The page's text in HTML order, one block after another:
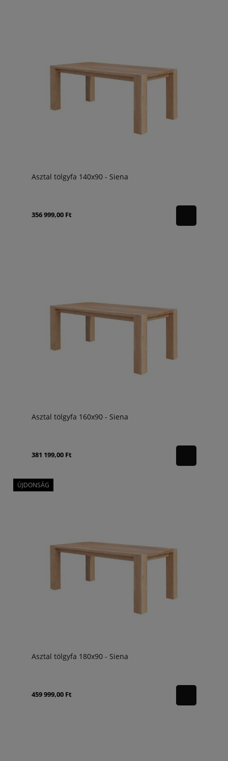
Asztal tölgyfa 140x90 - Siena
356 999,00 Ft
Asztal tölgyfa 160x90 - Siena
381 199,00 Ft
Asztal tölgyfa 180x90 - Siena
459 999,00 Ft
ÚJDONSÁG